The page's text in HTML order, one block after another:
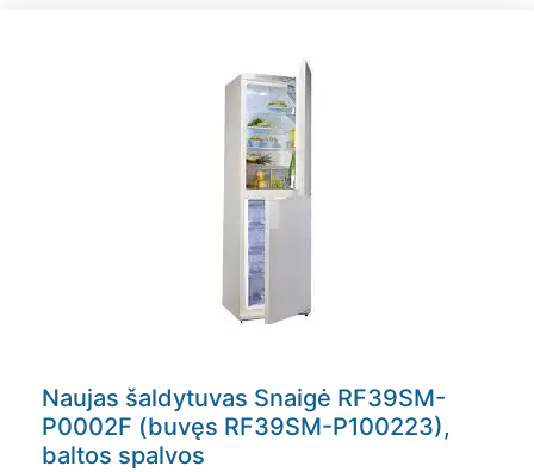
Naujas šaldytuvas Snaigė RF39SM-
P0002F (buvęs RF39SM-P100223),
baltos spalvos